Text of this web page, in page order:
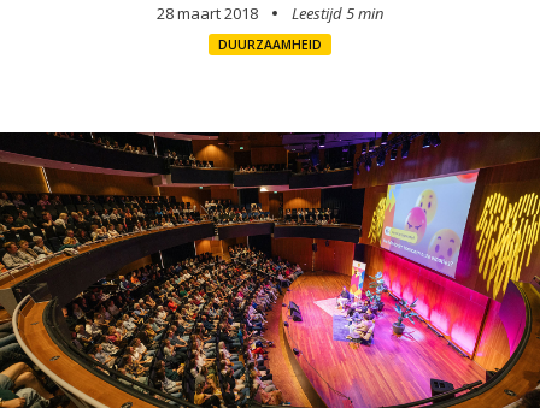
28 maart 2018
Leestijd 5 min
DUURZAAMHEID